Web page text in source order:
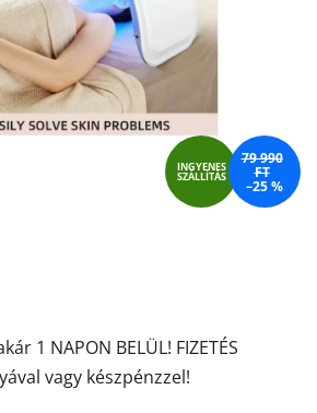
1 NAPON BELÜL! FIZETÉS
vagy készpénzzel!
INGYENES
SZÁLLÍTÁS
79 990
FT
–25 %